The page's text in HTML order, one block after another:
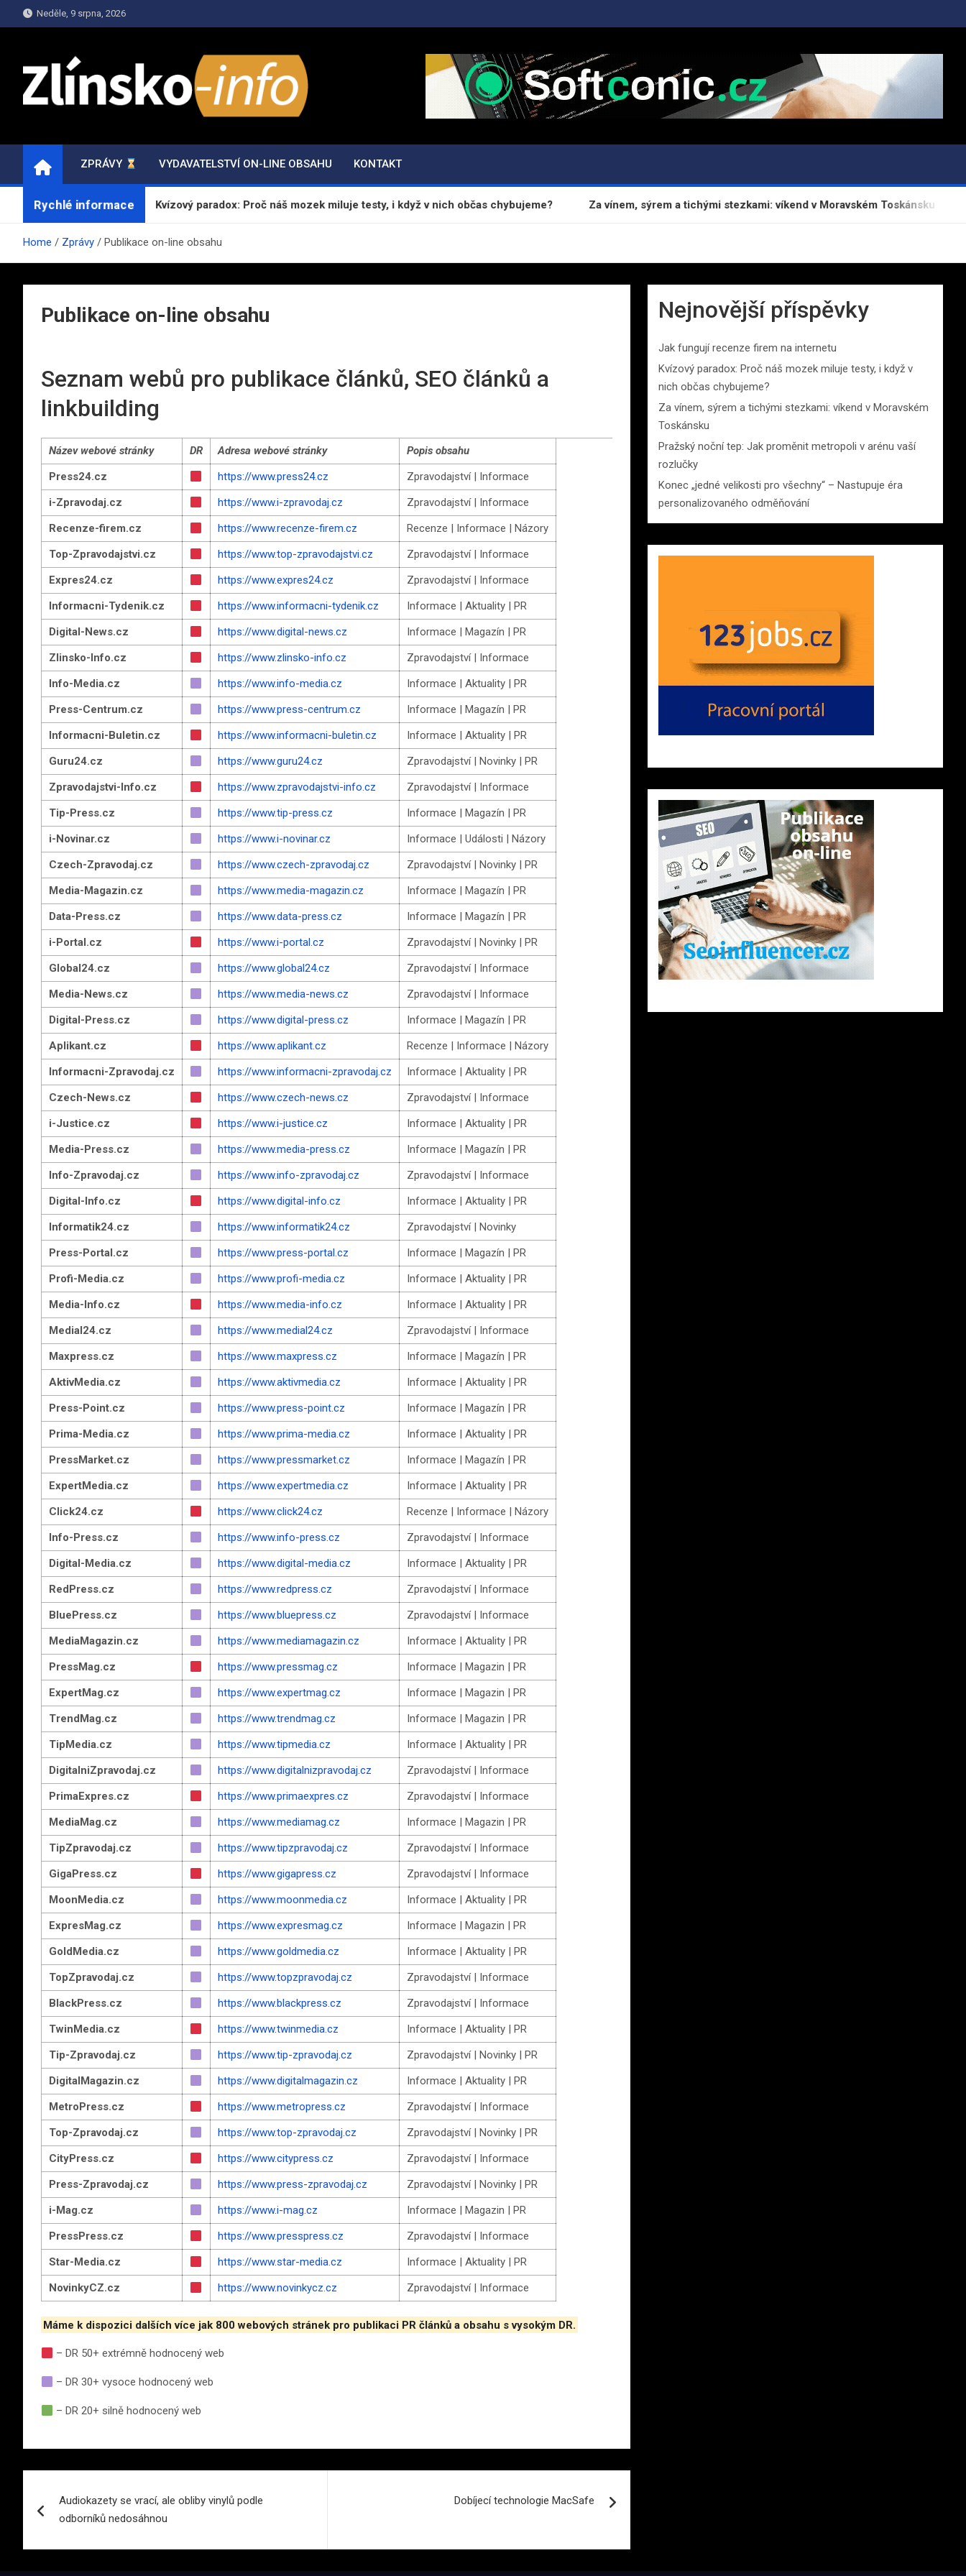
to
Neděle, 9 srpna, 2026
ZPRAVY.ZLINSKO-INFO.CZ
ZPRÁVY VYDAVATELSTVÍ ON-LINE OBSAHU KONTAKT
Rychlé informace
na internetu Kvízový paradox: Proč náš mozek miluje testy, i když v nich občas chybujeme? Za vínem, sýrem a tichými stezkami: víkend v Moravském Toskánsku
Home Zprávy Publikace on-line obsahu
Publikace on-line obsahu
Seznam webů pro publikace článků, SEO článků a
linkbuilding
Název webové stránky DR Adresa webové stránky
Popis obsahu
Press24.cz
https://www.press24.cz
Zpravodajství | Informace
i-Zpravodaj.cz
https://www.i-zpravodaj.cz
Zpravodajství | Informace
Recenze-firem.cz
https://www.recenze-firem.cz
Recenze | Informace | Názory
Top-Zpravodajstvi.cz
https://www.top-zpravodajstvi.cz
Zpravodajství | Informace
Expres24.cz
https://www.expres24.cz
Zpravodajství | Informace
Informacni-Tydenik.cz
https://www.informacni-tydenik.cz
Informace | Aktuality | PR
Digital-News.cz
https://www.digital-news.cz
Informace | Magazín | PR
Zlinsko-Info.cz
https://www.zlinsko-info.cz
Zpravodajství | Informace
Info-Media.cz
https://www.info-media.cz
Informace | Aktuality | PR
Press-Centrum.cz
https://www.press-centrum.cz
Informace | Magazín | PR
Informacni-Buletin.cz
https://www.informacni-buletin.cz
Informace | Aktuality | PR
Guru24.cz
https://www.guru24.cz
Zpravodajství | Novinky | PR
Zpravodajstvi-Info.cz
https://www.zpravodajstvi-info.cz
Zpravodajství | Informace
Tip-Press.cz
https://www.tip-press.cz
Informace | Magazín | PR
i-Novinar.cz
https://www.i-novinar.cz
Informace | Události | Názory
Czech-Zpravodaj.cz
https://www.czech-zpravodaj.cz
Zpravodajství | Novinky | PR
Media-Magazin.cz
https://www.media-magazin.cz
Informace | Magazín | PR
Data-Press.cz
https://www.data-press.cz
Informace | Magazín | PR
i-Portal.cz
https://www.i-portal.cz
Zpravodajství | Novinky | PR
Global24.cz
https://www.global24.cz
Zpravodajství | Informace
Media-News.cz
https://www.media-news.cz
Zpravodajství | Informace
Digital-Press.cz
https://www.digital-press.cz
Informace | Magazín | PR
Aplikant.cz
https://www.aplikant.cz
Recenze | Informace | Názory
Informacni-Zpravodaj.cz
https://www.informacni-zpravodaj.cz
Informace | Aktuality | PR
Czech-News.cz
https://www.czech-news.cz
Zpravodajství | Informace
i-Justice.cz
https://www.i-justice.cz
Informace | Aktuality | PR
Media-Press.cz
https://www.media-press.cz
Informace | Magazín | PR
Info-Zpravodaj.cz
https://www.info-zpravodaj.cz
Zpravodajství | Informace
Digital-Info.cz
https://www.digital-info.cz
Informace | Aktuality | PR
Informatik24.cz
https://www.informatik24.cz
Zpravodajství | Novinky
Press-Portal.cz
https://www.press-portal.cz
Informace | Magazín | PR
Profi-Media.cz
https://www.profi-media.cz
Informace | Aktuality | PR
Media-Info.cz
https://www.media-info.cz
Informace | Aktuality | PR
Medial24.cz
https://www.medial24.cz
Zpravodajství | Informace
Maxpress.cz
https://www.maxpress.cz
Informace | Magazín | PR
AktivMedia.cz
https://www.aktivmedia.cz
Informace | Aktuality | PR
Press-Point.cz
https://www.press-point.cz
Informace | Magazín | PR
Prima-Media.cz
https://www.prima-media.cz
Informace | Aktuality | PR
PressMarket.cz
https://www.pressmarket.cz
Informace | Magazín | PR
ExpertMedia.cz
https://www.expertmedia.cz
Informace | Aktuality | PR
Click24.cz
https://www.click24.cz
Recenze | Informace | Názory
Info-Press.cz
https://www.info-press.cz
Zpravodajství | Informace
Digital-Media.cz
https://www.digital-media.cz
Informace | Aktuality | PR
RedPress.cz
https://www.redpress.cz
Zpravodajství | Informace
BluePress.cz
https://www.bluepress.cz
Zpravodajství | Informace
MediaMagazin.cz
https://www.mediamagazin.cz
Informace | Aktuality | PR
PressMag.cz
https://www.pressmag.cz
Informace | Magazin | PR
ExpertMag.cz
https://www.expertmag.cz
Informace | Magazin | PR
TrendMag.cz
https://www.trendmag.cz
Informace | Magazin | PR
TipMedia.cz
https://www.tipmedia.cz
Informace | Aktuality | PR
DigitalniZpravodaj.cz
https://www.digitalnizpravodaj.cz
Zpravodajství | Informace
PrimaExpres.cz
https://www.primaexpres.cz
Zpravodajství | Informace
MediaMag.cz
https://www.mediamag.cz
Informace | Magazin | PR
TipZpravodaj.cz
https://www.tipzpravodaj.cz
Zpravodajství | Informace
GigaPress.cz
https://www.gigapress.cz
Zpravodajství | Informace
MoonMedia.cz
https://www.moonmedia.cz
Informace | Aktuality | PR
ExpresMag.cz
https://www.expresmag.cz
Informace | Magazin | PR
GoldMedia.cz
https://www.goldmedia.cz
Informace | Aktuality | PR
TopZpravodaj.cz
https://www.topzpravodaj.cz
Zpravodajství | Informace
BlackPress.cz
https://www.blackpress.cz
Zpravodajství | Informace
TwinMedia.cz
https://www.twinmedia.cz
Informace | Aktuality | PR
Tip-Zpravodaj.cz
https://www.tip-zpravodaj.cz
Zpravodajství | Novinky | PR
DigitalMagazin.cz
https://www.digitalmagazin.cz
Informace | Aktuality | PR
MetroPress.cz
https://www.metropress.cz
Zpravodajství | Informace
Top-Zpravodaj.cz
https://www.top-zpravodaj.cz
Zpravodajství | Novinky | PR
CityPress.cz
https://www.citypress.cz
Zpravodajství | Informace
Press-Zpravodaj.cz
https://www.press-zpravodaj.cz
Zpravodajství | Novinky | PR
i-Mag.cz
https://www.i-mag.cz
Informace | Magazin | PR
PressPress.cz
https://www.presspress.cz
Zpravodajství | Informace
Star-Media.cz
https://www.star-media.cz
Informace | Aktuality | PR
NovinkyCZ.cz
https://www.novinkycz.cz Zpravodajství | Informace
Máme k dispozici dalších více jak 800 webových stránek pro publikaci PR článků a obsahu s vysokým DR.
– DR 50+ extrémně hodnocený web
– DR 30+ vysoce hodnocený web
– DR 20+ silně hodnocený web
pro
příspěvek
Audiokazety se vrací, ale obliby vinylů podle
odborníků nedosáhnou
Dobíjecí technologie MacSafe
Nejnovější příspěvky
Jak fungují recenze firem na internetu
Kvízový paradox: Proč náš mozek miluje testy, i když v
nich občas chybujeme?
Za vínem, sýrem a tichými stezkami: víkend v Moravském
Toskánsku
Pražský noční tep: Jak proměnit metropoli v arénu vaší
rozlučky
Konec „jedné velikosti pro všechny“ – Nastupuje éra
personalizovaného odměňování